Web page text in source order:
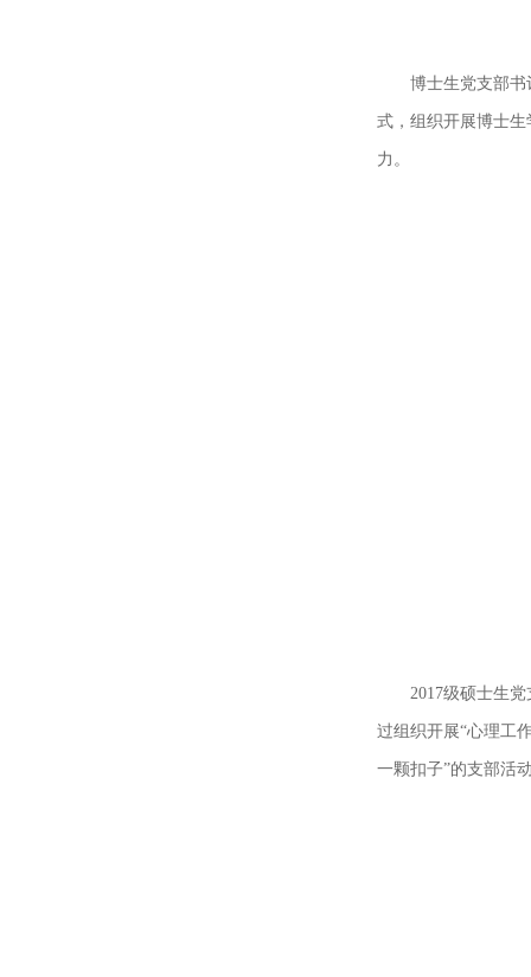
博士生党支部
式，组织开展博士
力。
2017级硕士生
过组织开展“心理工
一颗扣子”的支部活